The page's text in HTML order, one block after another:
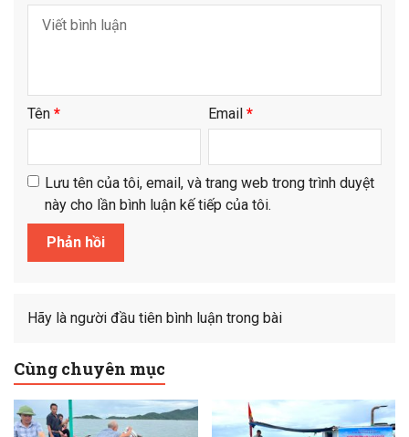
Tên * Email *
Lưu tên của tôi, email, và trang web trong trình duyệt
này cho lần bình luận kế tiếp của tôi.
Hãy là người đầu tiên bình luận trong bài
Cùng chuyên mục